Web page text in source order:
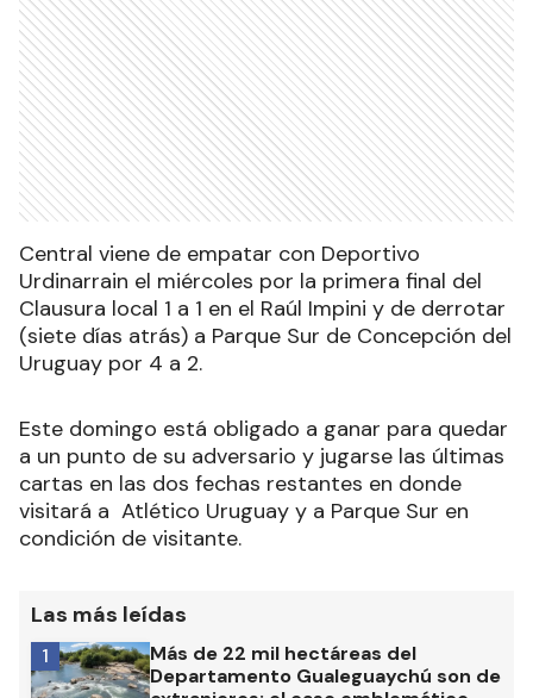
Central viene de empatar con Deportivo
Urdinarrain el miércoles por la primera final del
Clausura local 1 a 1 en el Raúl Impini y de derrotar
(siete días atrás) a Parque Sur de Concepción del
Uruguay por 4 a 2.
Este domingo está obligado a ganar para quedar
a un punto de su adversario y jugarse las últimas
cartas en las dos fechas restantes en donde
visitará a Atlético Uruguay y a Parque Sur en
condición de visitante.
Las más leídas
Más de 22 mil hectáreas del
Departamento Gualeguaychú son de
1